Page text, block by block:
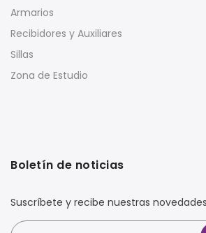
Armarios
Recibidores y Auxiliares
Sillas
Zona de Estudio
Boletín de noticias
Suscríbete y recibe nuestras